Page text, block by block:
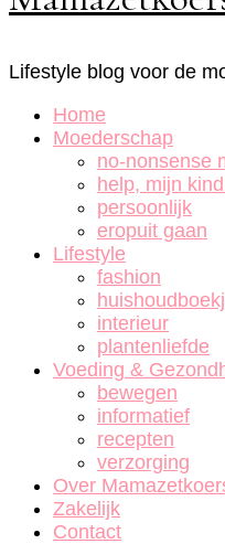
Lifestyle blog voor de
Home
Moederschap
no-nonsense
help, mijn
persoonlijk
eropuit gaan
Lifestyle
fashion
interieur
plantenliefde
Voeding &
bewegen
informatief
recepten
verzorging
Over
Zakelijk
Contact